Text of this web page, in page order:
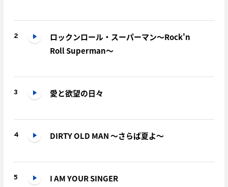
2
ロックンロール・スーパーマン～Rock'n
Roll Superman～
3 愛と欲望の日々
4 DIRTY OLD MAN ～さらば夏よ～
5 I AM YOUR SINGER